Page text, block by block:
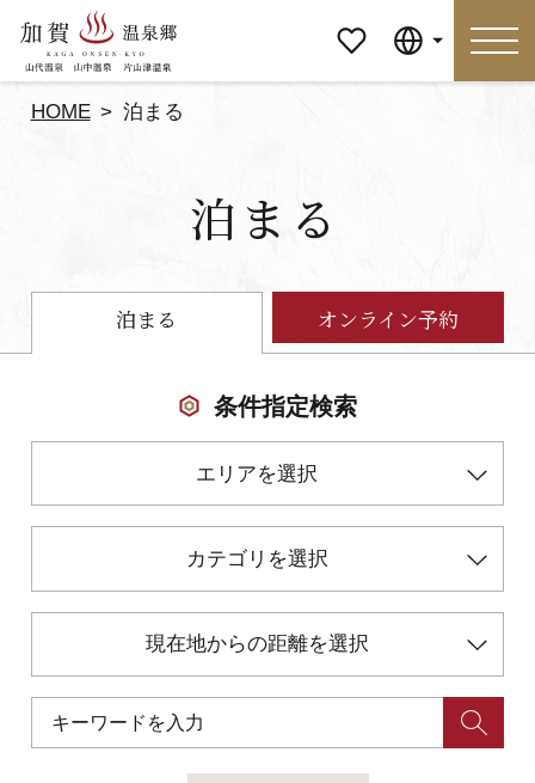
ージ
食べる
マイページ
加賀に泊まって！北陸巡り♪
ご当地グルメ
HOME 泊まる
泊まる
泊まる オンライン予約
条件指定検索
エリアを選択
カテゴリを選択
現在地からの距離を選択